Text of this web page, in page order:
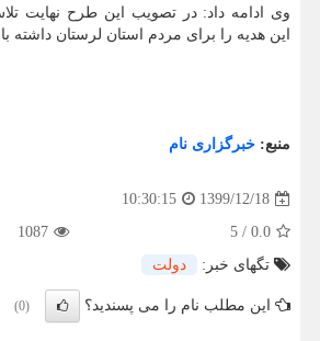
وی ادامه داد: در تصویب این طرح نهایت
این هدیه را برای مردم استان لرستان داشته
منبع: خبرگزاری نام
1399/12/18
10:30:15
0.0
/
5
1087
تگهای خبر:
دولت
این مطلب نام را می پسندید؟ (0)